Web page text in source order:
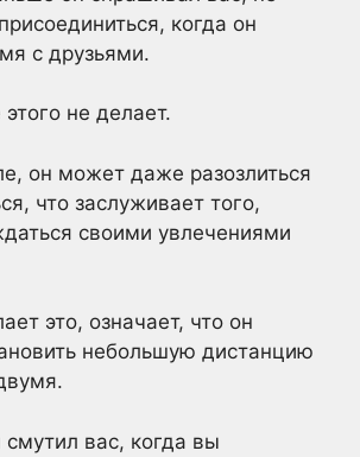
когда он
с друзьями.
не делает.
он может даже разозлиться
что заслуживает того,
своими увлечениями
это, означает, что он
небольшую дистанцию
вас, когда вы